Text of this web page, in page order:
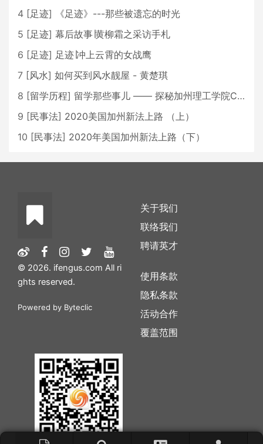
4 [足迹]
《足迹》---那些被遗忘的时光
5 [足迹] 幕后故事∣黄柳霜之采访手札
6 [足迹] 足迹∣冲上云霄的女战鹰
7 [风水] 如何买到风水靓屋 - 黄楚琪
8 [留学历程] 留学那些事儿 —— 探秘加州理工学院Caltech博士生活 [上集]
9 [民事法] 2020美国加州新法上路 （上）
10 [民事法] 2020年美国加州新法上路（下）
© 2026. ifengus.com All ri
ghts reserved.
Powered by Byteclic
关于我们
联络我们
聘请英才
使用条款
隐私条款
活动合作
覆盖范围